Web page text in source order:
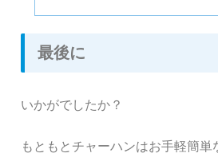
最後に
いかがでしたか？
もともとチャーハンはお手軽簡単